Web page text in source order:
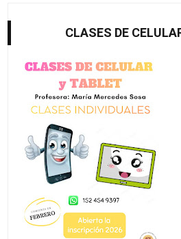
CLASES DE